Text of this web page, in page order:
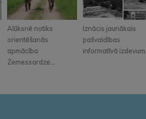
Alūksnē notiks
orientēšanās
apmācība
Zemessardze...
Iznācis jaunākais
pašvaldības
informatīvā izdevum...